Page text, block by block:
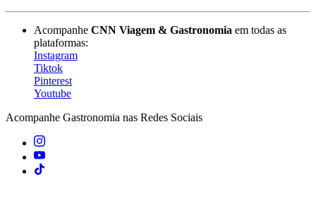
Acompanhe CNN Viagem & Gastronomia em todas as
plataformas:
Instagram
Tiktok
Pinterest
Youtube
Acompanhe Gastronomia nas Redes Sociais